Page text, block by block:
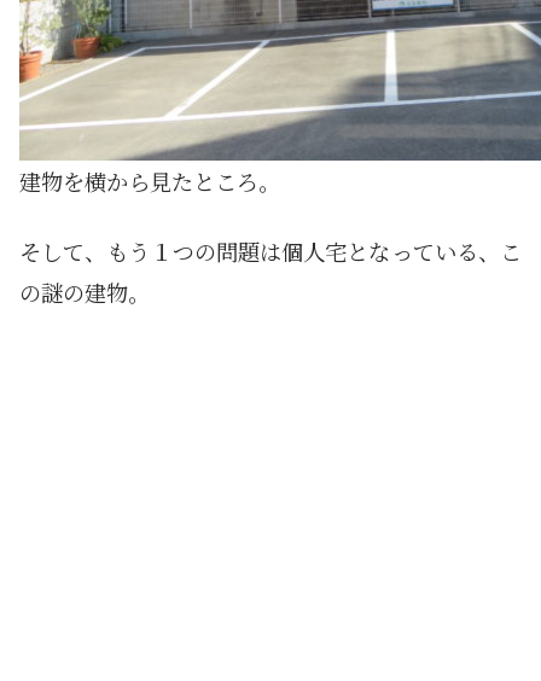
建物を横から見たところ。
そして、もう１つの問題は個人宅となっている、こ
の謎の建物。